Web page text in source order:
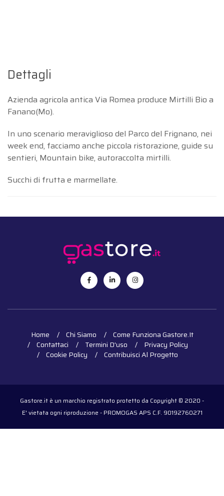
Dettagli
Azienda agricola antica Via Romea produce Mirtilli Bio a
Fanano(Mo).
In uno scenario meraviglioso del Parco del Frignano, nei
week end, facciamo anche piccola ristorazione, guide su
sentieri, Mountain bike, autoraccolta mirtilli.
Succhi di frutta e marmellate.
Home Chi Siamo
Come Funziona Gastore.it
Contattaci
Termini D'uso
Privacy Policy
Cookie Policy
Contribuisci Al Progetto
Gastore.it è un marchio registrato protetto da Copyright © 2020 -
E' vietata ogni riproduzione - PROMOGAS APS C.F. 90192760271